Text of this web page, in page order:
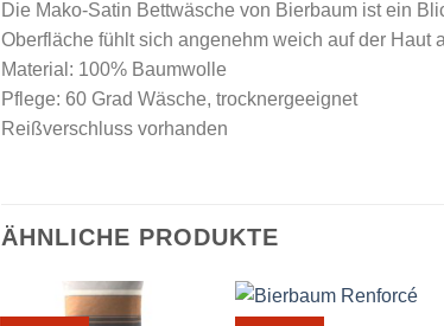
Die Mako-Satin Bettwäsche von Bierbaum ist ein
Oberfläche fühlt sich angenehm weich auf der
Material: 100% Baumwolle
Pflege: 60 Grad Wäsche, trocknergeeignet
Reißverschluss vorhanden
ÄHNLICHE PRODUKTE